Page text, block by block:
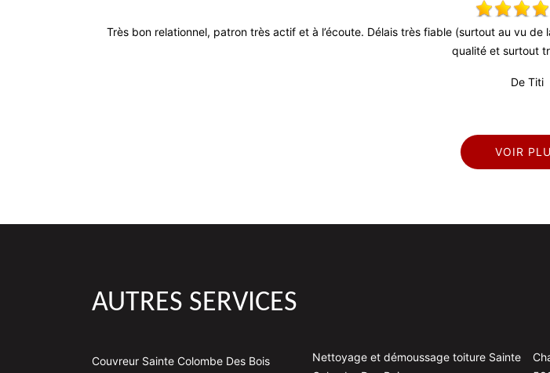
Très bon relationnel, patron très actif et à l’écoute. Délais très fiable (surtout au vu
qualité et surtout
De Titi
VOIR
AUTRES SERVICES
Couvreur Sainte Colombe Des Bois
Nettoyage et démoussage toiture Sainte